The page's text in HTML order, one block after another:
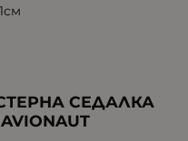
СЕДАЛКА